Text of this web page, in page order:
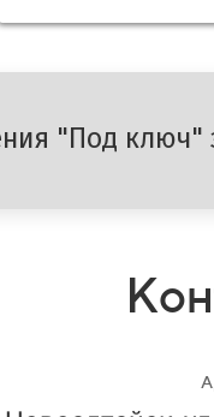
"Под ключ"